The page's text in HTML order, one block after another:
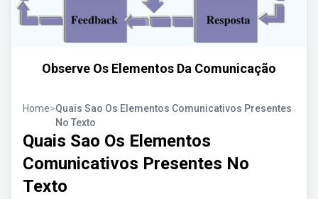
Observe Os Elementos Da Comunicação
Home>Quais Sao Os Elementos Comunicativos Presentes
No Texto
Quais Sao Os Elementos
Comunicativos Presentes No
Texto